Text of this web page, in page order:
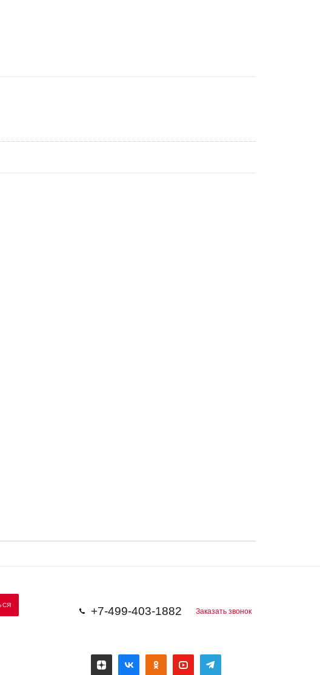
+7-499-403-1882 Заказать звонок